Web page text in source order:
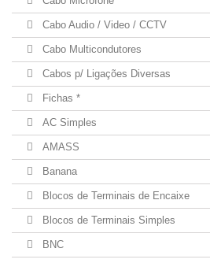
Cabo Audio / Video / CCTV
Cabo Multicondutores
Cabos p/ Ligações Diversas
Fichas *
AC Simples
AMASS
Banana
Blocos de Terminais de Encaixe
Blocos de Terminais Simples
BNC